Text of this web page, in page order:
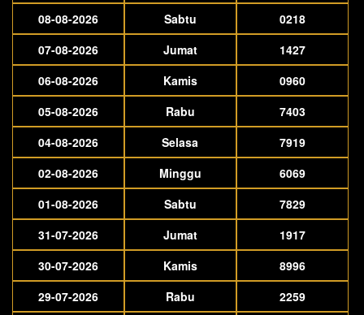
08-08-2026 Sabtu
0218
07-08-2026
Jumat
1427
06-08-2026
Kamis
0960
05-08-2026
Rabu
7403
04-08-2026
Selasa
7919
02-08-2026
Minggu
6069
01-08-2026
Sabtu
7829
31-07-2026
Jumat
1917
30-07-2026
Kamis
8996
29-07-2026
Rabu 2259